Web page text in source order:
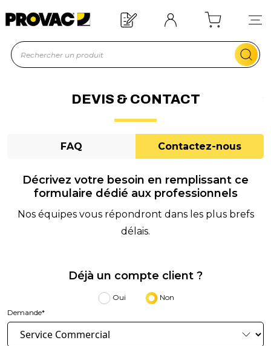
d'un équipement ?
DEVIS & CONTACT
FAQ Contactez-nous
Décrivez votre besoin en remplissant ce
formulaire dédié aux professionnels
Nos équipes vous répondront dans les plus brefs
délais.
Déjà un compte client ?
Oui
Non
Demande*